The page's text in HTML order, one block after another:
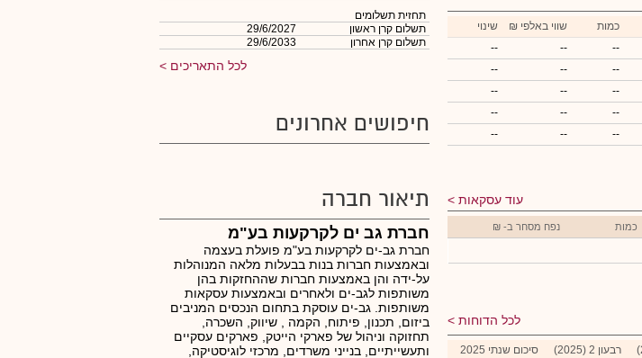
כמות ₪ שווי באלפי
שינוי
--
--
--
--
--
--
--
--
--
--
--
--
--
--
--
עוד עסקאות
כמות נפח מסחר ב- ₪
לכל הדוחות
רבעון 2 (2025) סיכום שנתי 2025
תחזית תשלומים
תשלום קרן ראשון
29/6/2027
תשלום קרן אחרון
29/6/2033
לכל התאריכים
חיפושים אחרונים
תיאור חברה
חברת גב ים לקרקעות בע"מ
חברת גב-ים לקרקעות בע"מ פועלת בעצמה
ובאמצעות חברות בנות בבעלות מלאה המנוהלות
על-ידה והן באמצעות חברות שההחזקות בהן
משותפות לגב-ים ולאחרים ובאמצעות עסקאות
משותפות. גב-ים עוסקת בתחום הנכסים המניבים
ביזום, תכנון, פיתוח, הקמה , שיווק, השכרה,
תחזוקה וניהול של פארקי הייטק, פארקים עסקיים
ותעשייתיים, בנייני משרדים, מרכזי לוגיסטיקה,